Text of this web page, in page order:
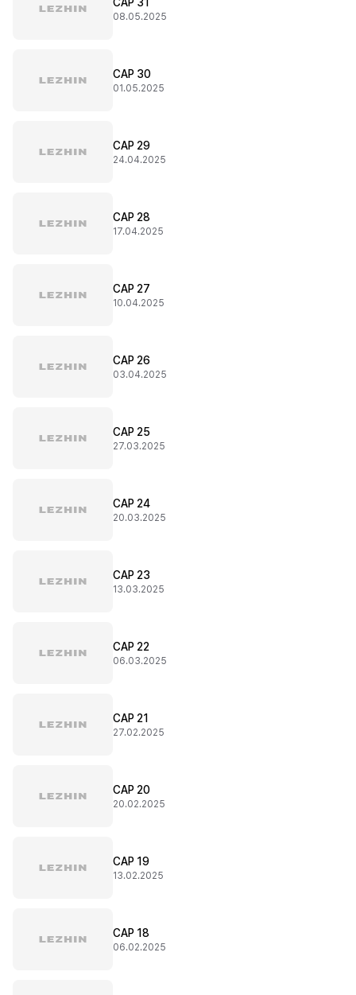
08.05.2025
CAP 30
01.05.2025
CAP 29
24.04.2025
CAP 28
17.04.2025
CAP 27
10.04.2025
CAP 26
03.04.2025
CAP 25
27.03.2025
CAP 24
20.03.2025
CAP 23
13.03.2025
CAP 22
06.03.2025
CAP 21
27.02.2025
CAP 20
20.02.2025
CAP 19
13.02.2025
CAP 18
06.02.2025